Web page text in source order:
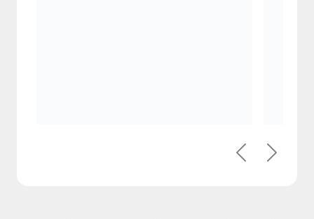
PrécédentSuivant